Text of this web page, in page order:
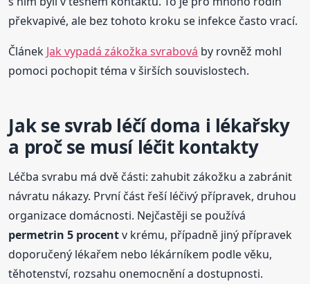
překvapivé, ale bez tohoto kroku se infekce často vrací.
Článek Jak vypadá zákožka svrabová by rovněž mohl
pomoci pochopit téma v širších souvislostech.
Jak se svrab léčí doma i lékařsky
a proč se musí léčit kontakty
Léčba svrabu má dvě části: zahubit zákožku a zabránit
návratu nákazy. První část řeší léčivý přípravek, druhou
organizace domácnosti. Nejčastěji se používá
permetrin 5 procentv krému, případně jiný přípravek
doporučený lékařem nebo lékárníkem podle věku,
těhotenství, rozsahu onemocnění a dostupnosti.